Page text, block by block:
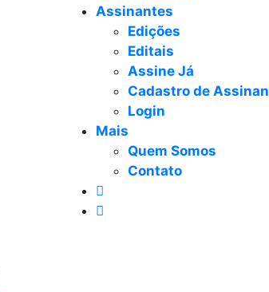
Assinantes
Edições
Editais
Assine Já
Cadastro de
Login
Mais
Quem Somos
Contato